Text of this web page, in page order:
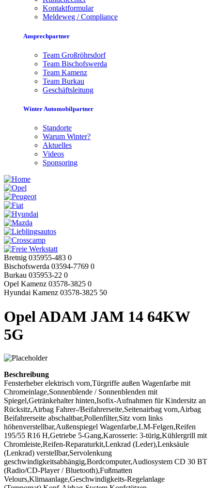
Kontaktformular
Meldeweg / Compliance
Ansprechpartner
Team Großröhrsdorf
Team Bischofswerda
Team Kamenz
Team Burkau
Geschäftsleitung
Winter Automobilpartner
Standorte
Warum Winter?
Aktuelles
Videos
Sponsoring
Bretnig 035955-483 0
Bischofswerda 03594-7769 0
Burkau 035953-22 0
Opel Kamenz 03578-3825 0
Hyundai Kamenz 03578-3825 50
Opel ADAM JAM 14 64KW
5G
Beschreibung
Fensterheber elektrisch vorn,Türgriffe außen Wagenfarbe mit
Chromeinlage,Sonnenblende / Sonnenblenden mit
Spiegel,Getränkehalter hinten,Isofix-Aufnahmen für Kindersitz an
Rücksitz,Airbag Fahrer-/Beifahrerseite,Seitenairbag vorn,Airbag
Beifahrerseite abschaltbar,Pollenfilter,Sitz vorn links
höhenverstellbar,Außenspiegel Wagenfarbe,LM-Felgen,Reifen
195/55 R16 H,Getriebe 5-Gang,Karosserie: 3-türig,Kühlergrill mit
Chromleiste,Reifen-Reparaturkit,Lenkrad (Leder),Lenksäule
(Lenkrad) verstellbar,Servolenkung
geschwindigkeitsabhängig,Bordcomputer,Audiosystem CD 30 BT
(Radio/CD-Player / Bluetooth),Fußmatten
Velours,Klimaanlage,Geschwindigkeits-Regelanlage